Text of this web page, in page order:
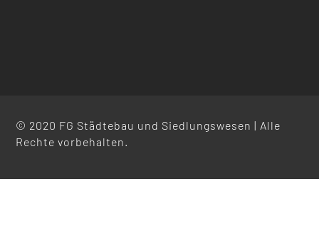
© 2020 FG Städtebau und Siedlungswesen | Alle
Rechte vorbehalten.